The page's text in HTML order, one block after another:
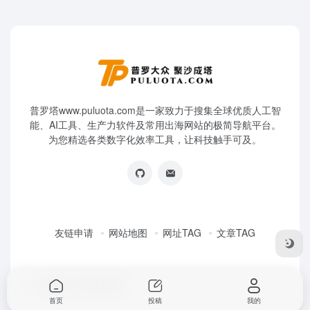
普罗塔www.puluota.com是一家致力于搜集全球优质人工智
能、AI工具、生产力软件及常用出海网站的极简导航平台。
为您精选各类数字化效率工具，让科技触手可及。
友链申请 网站地图 网址TAG 文章TAG
Copyright © 2026
首页 投稿 我的